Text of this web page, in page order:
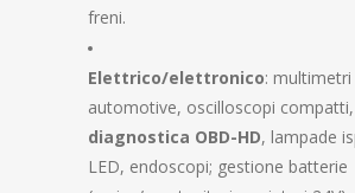
freni.
Elettrico/elettronico: multimetri
automotive, oscilloscopi compatti,
diagnostica OBD-HD, lampade
LED, endoscopi; gestione batterie